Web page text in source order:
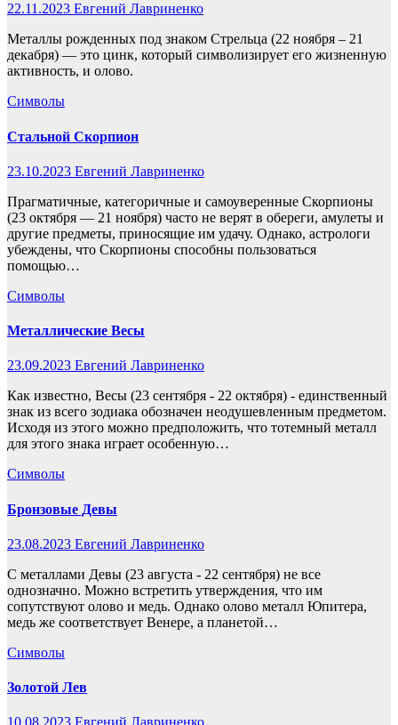
22.11.2023 Евгений Лавриненко
Металлы рожденных под знаком Стрельца (22 ноября – 21
декабря) — это цинк, который символизирует его жизненную
активность, и олово.
Символы
Стальной Скорпион
23.10.2023 Евгений Лавриненко
Прагматичные, категоричные и самоуверенные Скорпионы
(23 октября — 21 ноября) часто не верят в обереги, амулеты и
другие предметы, приносящие им удачу. Однако, астрологи
убеждены, что Скорпионы способны пользоваться
помощью…
Символы
Металлические Весы
23.09.2023 Евгений Лавриненко
Как известно, Весы (23 сентября - 22 октября) - единственный
знак из всего зодиака обозначен неодушевленным предметом.
Исходя из этого можно предположить, что тотемный металл
для этого знака играет особенную…
Символы
Бронзовые Девы
23.08.2023 Евгений Лавриненко
С металлами Девы (23 августа - 22 сентября) не все
однозначно. Можно встретить утверждения, что им
сопутствуют олово и медь. Однако олово металл Юпитера,
медь же соответствует Венере, а планетой…
Символы
Золотой Лев